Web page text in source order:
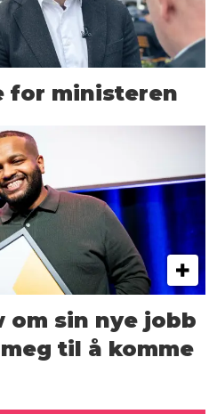
for ministeren
om sin nye jobb
meg til å komme